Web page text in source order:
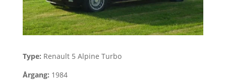
Type: Renault 5 Alpine Turbo
Årgang: 1984